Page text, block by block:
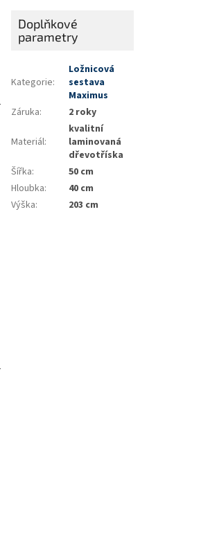
Doplňkové
parametry
Kategorie:
Ložnicová
sestava
Maximus
Záruka: 2 roky
Materiál:
kvalitní
laminovaná
dřevotříska
Šířka:
50 cm
Hloubka:
40 cm
Výška: 203 cm